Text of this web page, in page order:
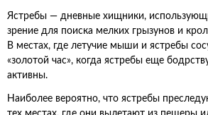
Ястребы — дневные хищники,
зрение для поиска мелких грызунов и
В местах, где летучие мыши и ястребы
«золотой час», когда ястребы еще
активны.
Наиболее вероятно, что ястребы